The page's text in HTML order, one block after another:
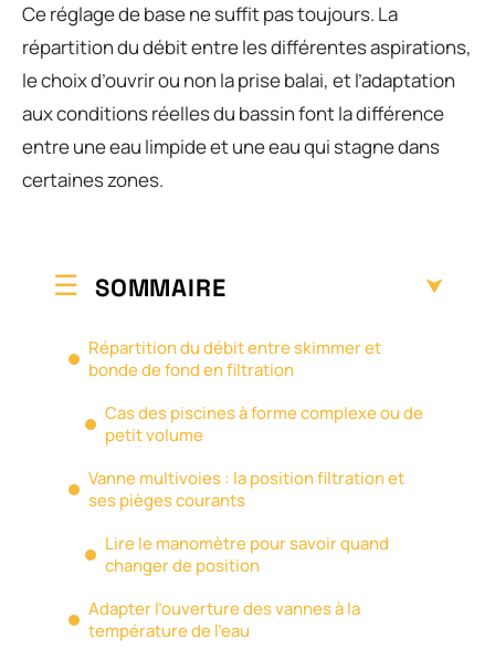
Ce réglage de base ne suffit pas toujours. La
répartition du débit entre les différentes aspirations,
le choix d’ouvrir ou non la prise balai, et l’adaptation
aux conditions réelles du bassin font la différence
entre une eau limpide et une eau qui stagne dans
certaines zones.
SOMMAIRE
Répartition du débit entre skimmer et
bonde de fond en filtration
Cas des piscines à forme complexe ou de
petit volume
Vanne multivoies : la position filtration et
ses pièges courants
Lire le manomètre pour savoir quand
changer de position
Adapter l’ouverture des vannes à la
température de l’eau